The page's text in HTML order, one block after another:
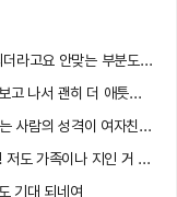
궁합에서 장단점까지 짚어주는 게 진짜 도움이 되더라고요 안맞는 부분도 이해하게 돼요
관계를 돌아보게 된다는 말 공감돼요! 저도 결과 보고 나서 괜히 더 애틋해지더라고요 :)
저도 지금 여자친구와 엄청 잘 맞는 편인데 잘 맞는 사람의 성격이 여자친구와 너무 똑같아서 신기했어요!!
친구 궁합도 분석해본다는 거 좋은 아이디어네요! 저도 가족이나 지인 거 해봐야겠어요
기대 되네여